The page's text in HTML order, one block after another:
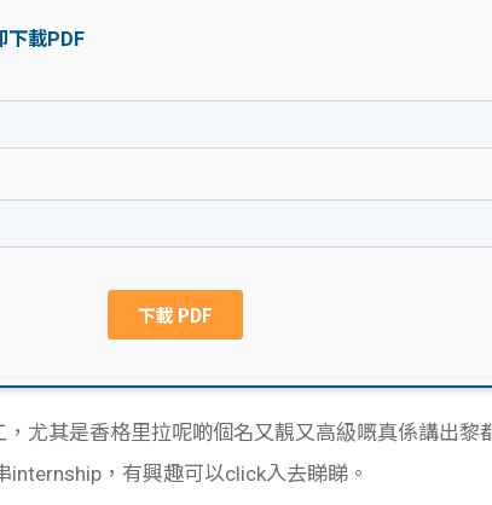
尤其是香格里拉呢啲個名又靚又高級嘅真係講出黎
，有興趣可以click入去睇睇。